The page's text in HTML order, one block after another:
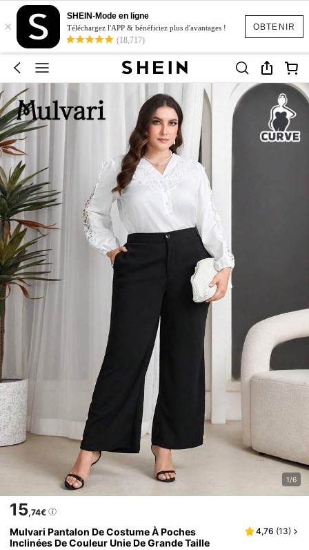
OBTENIR
×
SHEIN-Mode en ligne
Téléchargez l'APP & bénéficiez plus d'avantages !
(18,717)
1/6
15,74€
Mulvari Pantalon De Costume À Poches
Inclinées De Couleur Unie De Grande Taille
4,76 (13)